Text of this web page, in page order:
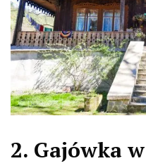
2. Gajówka